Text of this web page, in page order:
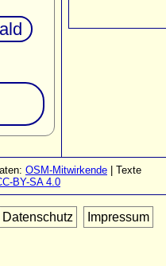
OSM-Mitwirkende | Texte
BY-SA 4.0
Datenschutz Impressum